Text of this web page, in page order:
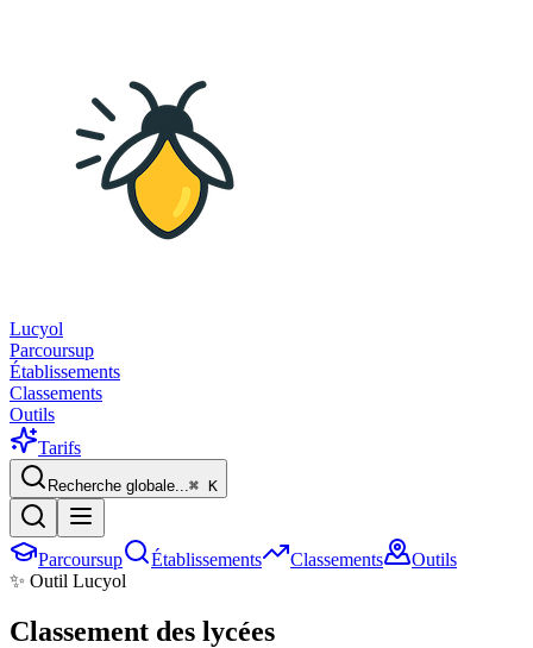
Lucyol
Parcoursup
Établissements
Classements
Outils
Tarifs
Recherche globale...⌘ K
Parcoursup Établissements Classements
Outils
✨ Outil Lucyol
Classement des lycées